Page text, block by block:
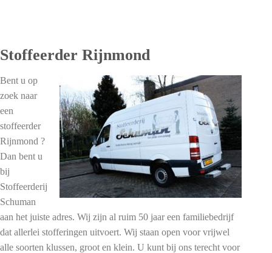
Stoffeerder Rijnmond
Bent u op
zoek naar
een
stoffeerder
Rijnmond ?
Dan bent u
bij
Stoffeerderij
Schuman
aan het juiste adres. Wij zijn al ruim 50 jaar een familiebedrijf
dat allerlei stofferingen uitvoert. Wij staan open voor vrijwel
alle soorten klussen, groot en klein. U kunt bij ons terecht voor